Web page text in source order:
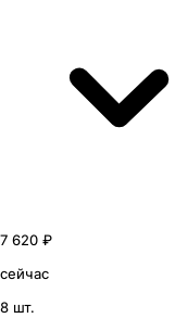
7 620 ₽
сейчас
8 шт.